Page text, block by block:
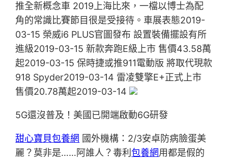
推全新概念車 2019上海比來，一檔以博士為配
角的常識比賽節目很是受接待。車展表態2019-
03-15 榮威i6 PLUS官圖發布 設置裝備擺設有所
進級2019-03-15 新款奔跑E級上市 售價43.58萬
起2019-03-15 保時捷或推911電動版 將取代現款
918 Spyder2019-03-14 雷凌雙擎E+正式上市
售價20.78萬起2019-03-14
5G還沒普及！美國已開端啟動6G研發
甜心寶貝包養網 國外機構：2/3安卓防病臉蛋美
麗？莫非是……阿誰人？毒利包養網用都是假的